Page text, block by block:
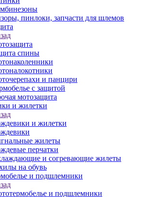
пинлоки, запчасти для шлемов
спины
и панцири
с защитой
мотозащита
и жилетки
и жилетки
жилеты
перчатки
и согревающие жилеты
на обувь
и подшлемники
и подшлемники